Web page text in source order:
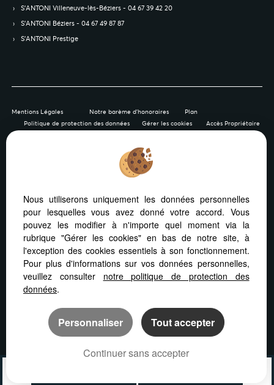
S’ANTONI Villeneuve-lès-Béziers - 04 67 39 42 20
S’ANTONI Béziers - 04 67 49 87 87
S’ANTONI Prestige
Mentions Légales Notre barème d'honoraires
Plan
Politique de protection des données
Gérer les cookies Accès Propriétaire
Afin de vous offrir un confort de lecture permanent, depuis
votre PC, votre tablette ou votre smartphone, notre site
s’adapte automatiquement aux différents types d'écrans
Logiciel transaction
Nous utiliserons uniquement les données personnelles
pour lesquelles vous avez donné votre accord. Vous
pouvez les modifier à n'importe quel moment via la
rubrique "Gérer les cookies" en bas de notre site, à
l'exception des cookies essentiels à son fonctionnement.
Pour plus d'informations sur vos données personnelles,
veuillez consulter notre politique de protection des
données.
Personnaliser Tout accepter
Continuer sans accepter